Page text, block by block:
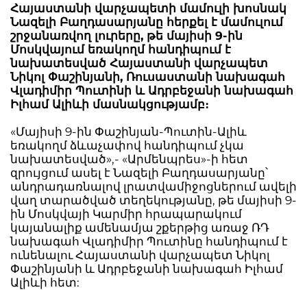
Հայաստանի վարչապետի մամուլի խոսնակ
Նազելի Բաղդասարյանը հերքել է մամուլում
շրջանառվող լուրերը, թե մայիսի 9-ին
Մոսկվայում եռակողմ հանդիպում է
նախատեսված Հայաստանի վարչապետ
Նիկոլ Փաշինյանի, Ռուսաստանի նախագահ
Վլադիմիր Պուտինի և Ադրբեջանի նախագահ
Իլհամ Ալիևի մասնակցությամբ։
«Մայիսի 9-ին Փաշինյան-Պուտին-Ալիև
եռակողմ ձևաչափով հանդիպում չկա
նախատեսված»,- «Արմենպրես»-ի հետ
զրույցում ասել է Նազելի Բաղդասարյանը՝
անդրադառնալով լրատվամիջոցներում ավելի
վաղ տարածված տեղեկությանը, թե մայիսի 9-
ին Մոսկվայի Կարմիր հրապարակում
կայանալիք ամենամյա շքերթից առաջ ՌԴ
նախագահ Վլադիմիր Պուտինը հանդիպում է
ունենալու Հայաստանի վարչապետ Նիկոլ
Փաշինյանի և Ադրբեջանի նախագահ Իլհամ
Ալիևի հետ: